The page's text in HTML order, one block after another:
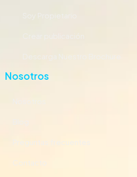
Soy Propietario
Crear publicación
Descarga Nuestro Brochure
Nosotros
Preguntas frecuentes
Contacto